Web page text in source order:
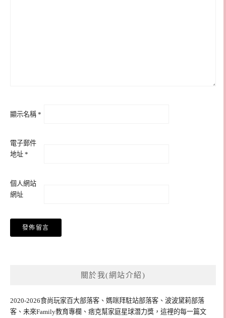
顯示名稱 *
電子郵件
地址 *
個人網站
網址
關於我(網站介紹)
2020-2026食尚玩家百大部落客、媽咪拜駐站部落客、波波黛莉部落
客、未來Family教育專欄、痞克幫家庭星球潛力獎，這裡的每一篇文